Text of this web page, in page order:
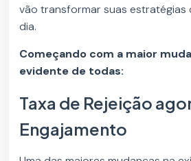
vão transformar suas estratégias
dia.
Começando com a maior
evidente de todas:
Taxa de Rejeição
Engajamento